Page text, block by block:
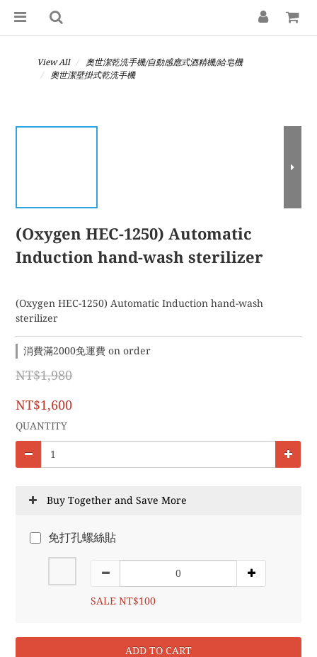
View All
奧世潔乾洗手機/自動感應式酒精機/給皂機
奧世潔壁掛式乾洗手機
(Oxygen HEC-1250) Automatic
Induction hand-wash sterilizer
(Oxygen HEC-1250) Automatic Induction hand-wash
sterilizer
消費滿2000免運費 on order
NT$1,980
NT$1,600
QUANTITY
Buy Together and Save More
免打孔螺絲貼
SALE NT$100
ADD TO CART